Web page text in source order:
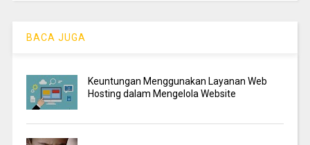
BACA JUGA
Keuntungan Menggunakan Layanan Web
Hosting dalam Mengelola Website